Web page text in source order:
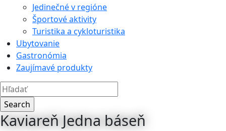
Jedinečné v regióne
Športové aktivity
Turistika a cykloturistika
Ubytovanie
Gastronómia
Zaujímavé produkty
Kaviareň Jedna báseň